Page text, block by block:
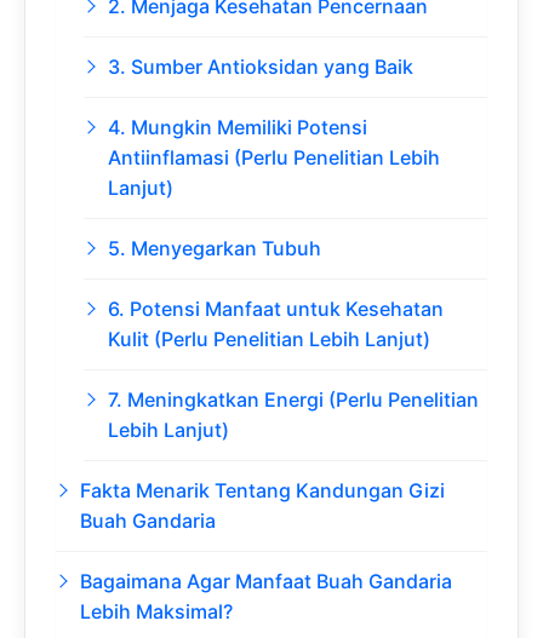
2. Menjaga Kesehatan Pencernaan
3. Sumber Antioksidan yang Baik
4. Mungkin Memiliki Potensi
Antiinflamasi (Perlu Penelitian Lebih
Lanjut)
5. Menyegarkan Tubuh
6. Potensi Manfaat untuk Kesehatan
Kulit (Perlu Penelitian Lebih Lanjut)
7. Meningkatkan Energi (Perlu Penelitian
Lebih Lanjut)
Fakta Menarik Tentang Kandungan Gizi
Buah Gandaria
Bagaimana Agar Manfaat Buah Gandaria
Lebih Maksimal?